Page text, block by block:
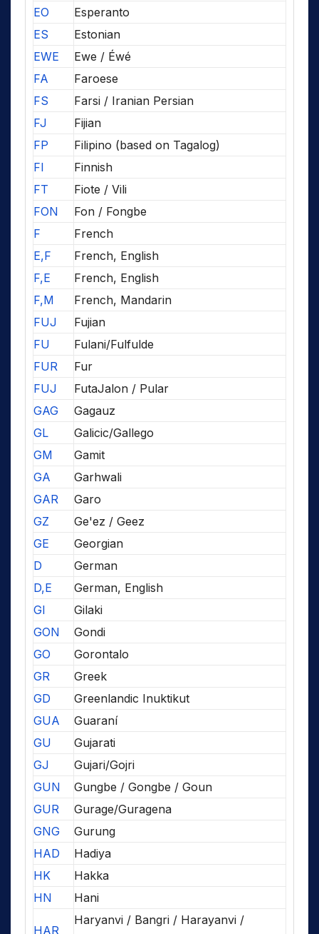
EO
Esperanto
ES
Estonian
EWE
Ewe / Éwé
FA
Faroese
FS
Farsi / Iranian Persian
FJ
Fijian
FP
Filipino (based on Tagalog)
FI
Finnish
FT
Fiote / Vili
FON
Fon / Fongbe
F
French
E,F
French, English
F,E
French, English
F,M
French, Mandarin
FUJ
Fujian
FU
Fulani/Fulfulde
FUR
Fur
FUJ
FutaJalon / Pular
GAG
Gagauz
GL
Galicic/Gallego
GM
Gamit
GA
Garhwali
GAR
Garo
GZ
Ge'ez / Geez
GE
Georgian
D
German
D,E
German, English
GI
Gilaki
GON
Gondi
GO
Gorontalo
GR
Greek
GD
Greenlandic Inuktikut
GUA
Guaraní
GU
Gujarati
GJ
Gujari/Gojri
GUN
Gungbe / Gongbe / Goun
GUR
Gurage/Guragena
GNG
Gurung
HAD
Hadiya
HK
Hakka
HN
Hani
HAR
Haryanvi / Bangri / Harayanvi /